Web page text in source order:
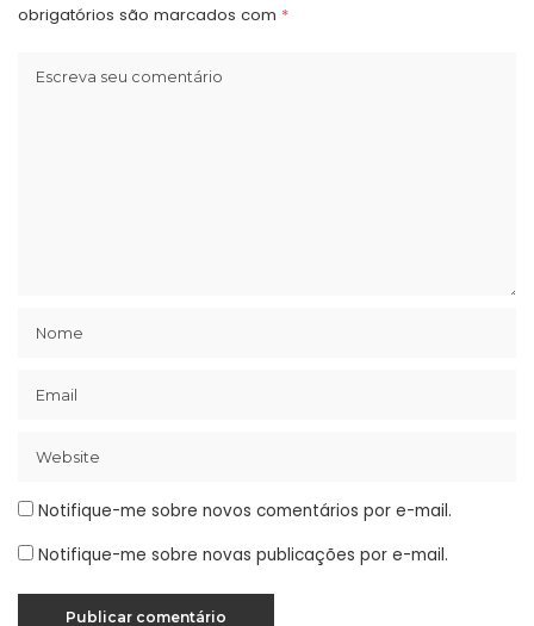
obrigatórios são marcados com *
Notifique-me sobre novos comentários por e-mail.
Notifique-me sobre novas publicações por e-mail.